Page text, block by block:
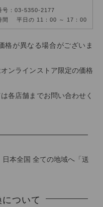
号：03-5350-2177
間 平日の 11：00 ～ 17：00
格が異なる場合がございま
ンラインストア限定の価格
各店舗までお問い合わせく
本全国 全ての地域へ「送
ついて